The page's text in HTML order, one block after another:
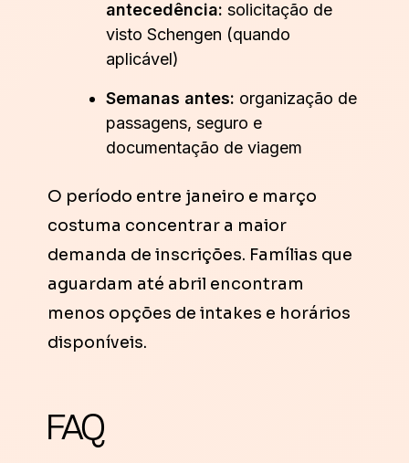
antecedência: solicitação de
visto Schengen (quando
aplicável)
Semanas antes: organização de
passagens, seguro e
documentação de viagem
O período entre janeiro e março
costuma concentrar a maior
demanda de inscrições. Famílias que
aguardam até abril encontram
menos opções de intakes e horários
disponíveis.
FAQ